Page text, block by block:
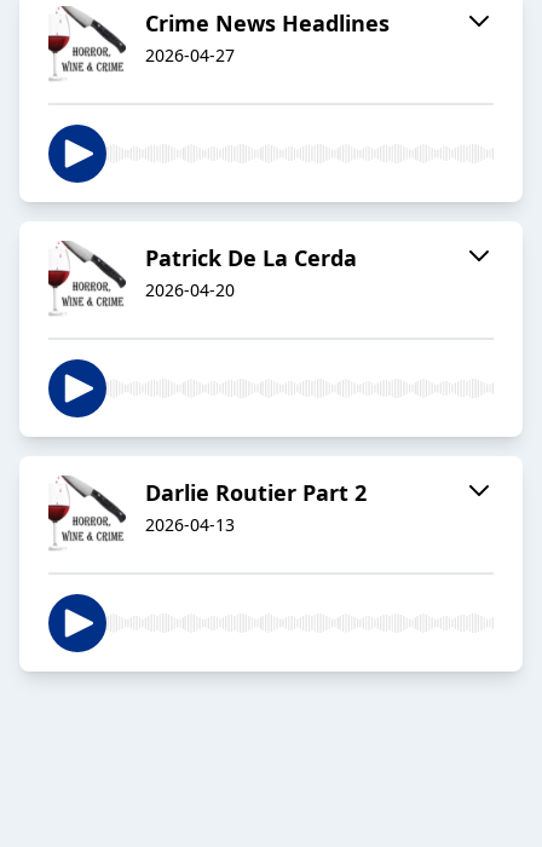
Crime News Headlines
2026-04-27
Patrick De La Cerda
2026-04-20
Darlie Routier Part 2
2026-04-13